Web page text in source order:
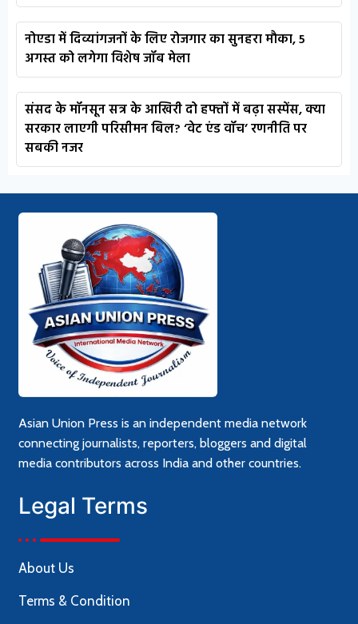
नोएडा में दिव्यांगजनों के लिए रोजगार का सुनहरा मौका, 5
अगस्त को लगेगा विशेष जॉब मेला
संसद के मॉनसून सत्र के आखिरी दो हफ्तों में बढ़ा सस्पेंस, क्या
सरकार लाएगी परिसीमन बिल? ‘वेट एंड वॉच’ रणनीति पर
सबकी नजर
Asian Union Press is an independent media network
connecting journalists, reporters, bloggers and digital
media contributors across India and other countries.
Legal Terms
About Us
Terms & Condition